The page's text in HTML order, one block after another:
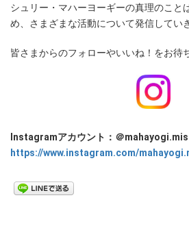
シュリー・マハーヨーギーの真理のこと
め、さまざまな活動について発信してい
皆さまからのフォローやいいね！をお待
Instagramアカウント：＠
https://www.instagram.com/